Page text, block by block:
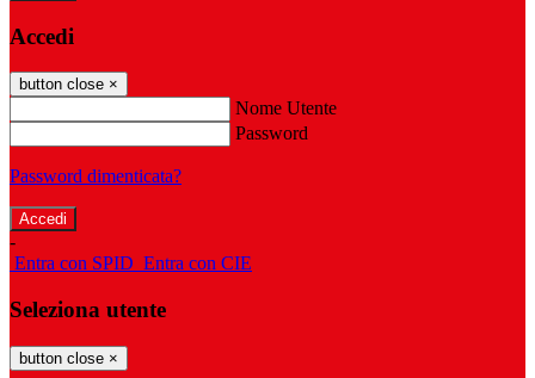
Accedi
button close ×
Nome Utente
Password
Password dimenticata?
-
Entra con SPID Entra con CIE
Seleziona utente
button close ×